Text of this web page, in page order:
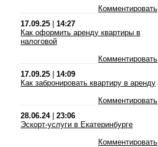
Комментировать
17.09.25
14:27
Как оформить аренду квартиры в
налоговой
Комментировать
17.09.25
14:09
Как забронировать квартиру в аренду
Комментировать
28.06.24| 23:06
Эскорт-услуги в Екатеринбурге
Комментировать